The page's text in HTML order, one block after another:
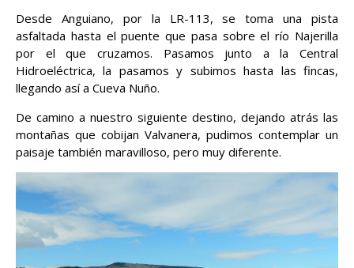
Desde Anguiano, por la LR-113, se toma una pista
asfaltada hasta el puente que pasa sobre el río Najerilla
por el que cruzamos. Pasamos junto a la Central
Hidroeléctrica, la pasamos y subimos hasta las fincas,
llegando así a Cueva Nuño.
De camino a nuestro siguiente destino, dejando atrás las
montañas que cobijan Valvanera, pudimos contemplar un
paisaje también maravilloso, pero muy diferente.